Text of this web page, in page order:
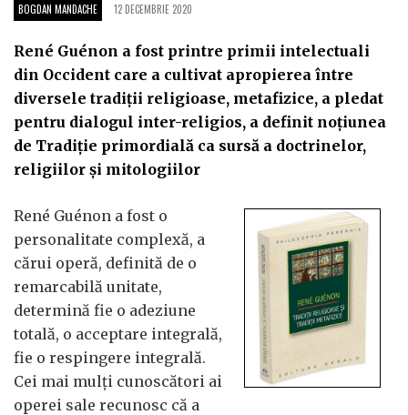
BOGDAN MANDACHE 12 DECEMBRIE 2020
René Guénon a fost printre primii intelectuali
din Occident care a cultivat apropierea între
diversele tradiții religioase, metafizice, a pledat
pentru dialogul inter-religios, a definit noțiunea
de Tradiție primordială ca sursă a doctrinelor,
religiilor și mitologiilor
René Guénon a fost o
personalitate complexă, a
cărui operă, definită de o
remarcabilă unitate,
determină fie o adeziune
totală, o acceptare integrală,
fie o respingere integrală.
Cei mai mulți cunoscători ai
operei sale recunosc că a